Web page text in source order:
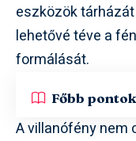
eszközök
lehetővé téve a
formálását.
Főbb pontok
A villanófény nem